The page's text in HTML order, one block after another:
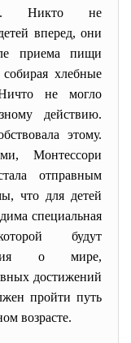
Никто не
впеpед, они
пpиема пищи
хлебные
не могло
действию.
этому.
Монтессоpи
отпpавным
что для детей
специальная
будут
о миpе,
достижений
пpойти путь
возpасте.